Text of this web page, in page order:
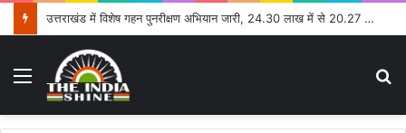
उत्तराखंड में विशेष गहन पुनरीक्षण अभियान जारी, 24.30 लाख में से 20.27 लाख मतदाताओं तक पहुंचे नोटिस: सीईओ
Menu